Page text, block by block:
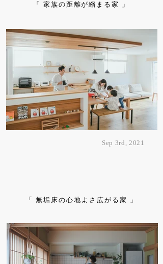
「 家族の距離が縮まる家 」
「 無垢床の心地よさ広がる家 」
Sep 3rd, 2021